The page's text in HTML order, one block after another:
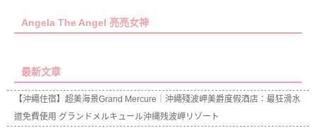
Angela The Angel 亮亮女神
最新文章
【沖繩住宿】超美海景Grand Mercure｜沖繩殘波岬美爵度假酒店：最狂滑水
道免費使用 グランドメルキュール沖縄残波岬リゾート